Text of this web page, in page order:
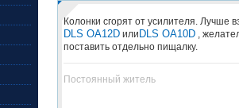
Колонки сгорят от усилителя. Лучше
DLS OA12Dили DLS OA10D,
поставить отдельно пищалку.
Постоянный житель